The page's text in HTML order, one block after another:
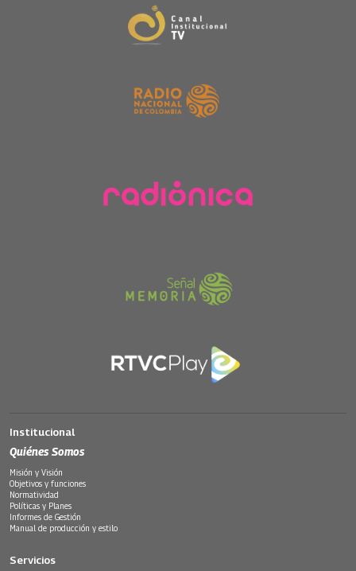
Institucional
Quiénes Somos
Misión y Visión
Objetivos y funciones
Normatividad
Políticas y Planes
Informes de Gestión
Manual de producción y estilo
Servicios